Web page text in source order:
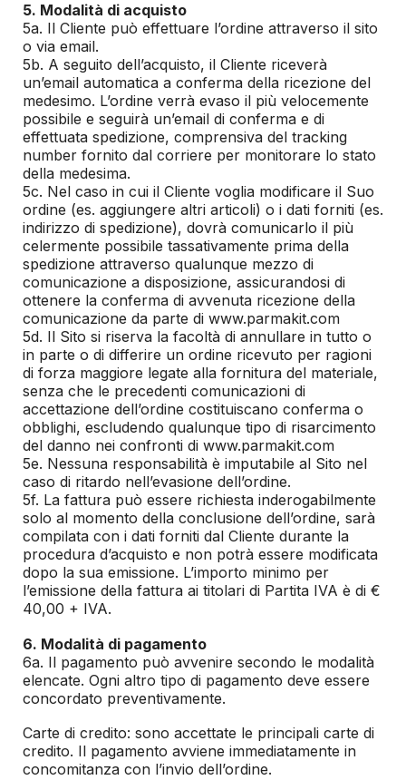
5. Modalità di acquisto
5a. Il Cliente può effettuare l’ordine attraverso il sito
o via email.
5b. A seguito dell’acquisto, il Cliente riceverà
un’email automatica a conferma della ricezione del
medesimo. L’ordine verrà evaso il più velocemente
possibile e seguirà un’email di conferma e di
effettuata spedizione, comprensiva del tracking
number fornito dal corriere per monitorare lo stato
della medesima.
5c. Nel caso in cui il Cliente voglia modificare il Suo
ordine (es. aggiungere altri articoli) o i dati forniti (es.
indirizzo di spedizione), dovrà comunicarlo il più
celermente possibile tassativamente prima della
spedizione attraverso qualunque mezzo di
comunicazione a disposizione, assicurandosi di
ottenere la conferma di avvenuta ricezione della
comunicazione da parte di www.parmakit.com
5d. Il Sito si riserva la facoltà di annullare in tutto o
in parte o di differire un ordine ricevuto per ragioni
di forza maggiore legate alla fornitura del materiale,
senza che le precedenti comunicazioni di
accettazione dell’ordine costituiscano conferma o
obblighi, escludendo qualunque tipo di risarcimento
del danno nei confronti di www.parmakit.com
5e. Nessuna responsabilità è imputabile al Sito nel
caso di ritardo nell’evasione dell’ordine.
5f. La fattura può essere richiesta inderogabilmente
solo al momento della conclusione dell’ordine, sarà
compilata con i dati forniti dal Cliente durante la
procedura d’acquisto e non potrà essere modificata
dopo la sua emissione. L’importo minimo per
l’emissione della fattura ai titolari di Partita IVA è di €
40,00 + IVA.
6. Modalità di pagamento
6a. Il pagamento può avvenire secondo le modalità
elencate. Ogni altro tipo di pagamento deve essere
concordato preventivamente.
Carte di credito: sono accettate le principali carte di
credito. Il pagamento avviene immediatamente in
concomitanza con l’invio dell’ordine.